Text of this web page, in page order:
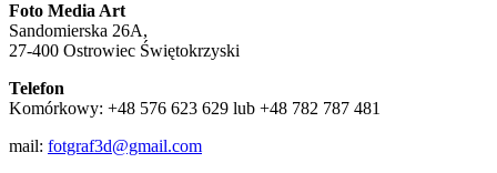
Foto Media Art
Sandomierska 26A,
27-400 Ostrowiec Świętokrzyski
Telefon
Komórkowy: +48 576 623 629 lub +48 782 787 481
mail: fotgraf3d@gmail.com